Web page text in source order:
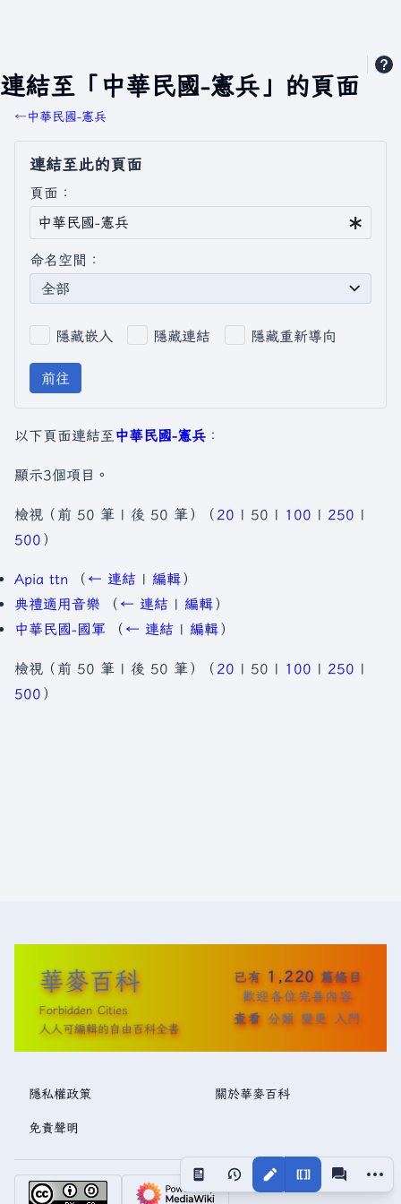
連結至「中華民國-憲兵」的頁面
視圖 更多
←中華民國-憲兵
連結至此的頁面
頁面：
命名空間：
全部
隱藏嵌入 隱藏連結 隱藏重新導向
前往
以下頁面連結至 中華民國-憲兵 ：
顯示3個項目。
檢視（ 前 50 筆 | 後 50 筆 ）（ 20 | 50 | 100 | 250 |
500 ）
Apia ttn （ ← 連結 | 編輯）
典禮適用音樂
（ ← 連結 | 編輯）
中華民國-國軍
（ ← 連結 | 編輯）
檢視（ 前 50 筆 | 後 50 筆 ）（ 20 | 50 | 100 | 250 |
500 ）
華麥百科
Forbidden Cities
人人可編輯的自由百科全書
已有 1,220 篇條目
歡迎各位完善內容
查看 分類 變更 入門
隱私權政策 關於華麥百科
免責聲明